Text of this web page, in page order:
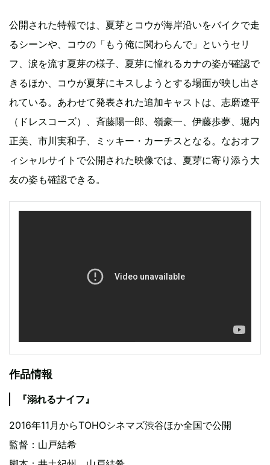
公開された特報では、夏芽とコウが海岸沿いをバイクで走
るシーンや、コウの「もう俺に関わらんで」というセリ
フ、涙を流す夏芽の様子、夏芽に憧れるカナの姿が確認で
きるほか、コウが夏芽にキスしようとする場面が映し出さ
れている。あわせて発表された追加キャストは、志磨遼平
（ドレスコーズ）、斉藤陽一郎、嶺豪一、伊藤歩夢、堀内
正美、市川実和子、ミッキー・カーチスとなる。なおオフ
ィシャルサイトで公開された映像では、夏芽に寄り添う大
友の姿も確認できる。
作品情報
『溺れるナイフ』
2016年11月からTOHOシネマズ渋谷ほか全国で公開
監督：山戸結希